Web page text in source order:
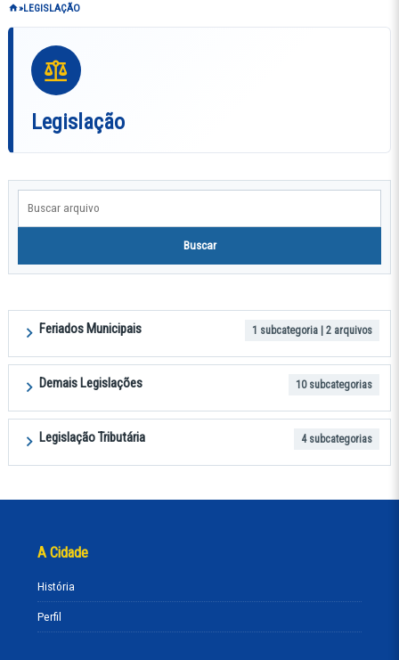
LEGISLAÇÃO
Legislação
Buscar
Feriados Municipais 1 subcategoria | 2 arquivos
Demais Legislações 10 subcategorias
Legislação Tributária 4 subcategorias
A Cidade
História
Perfil